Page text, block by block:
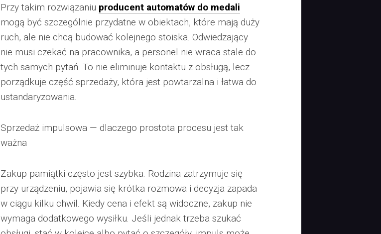
Przy takim rozwiązaniu producent automatów do medali
mogą być szczególnie przydatne w obiektach, które mają duży
ruch, ale nie chcą budować kolejnego stoiska. Odwiedzający
nie musi czekać na pracownika, a personel nie wraca stale do
tych samych pytań. To nie eliminuje kontaktu z obsługą, lecz
porządkuje część sprzedaży, która jest powtarzalna i łatwa do
ustandaryzowania.
Sprzedaż impulsowa — dlaczego prostota procesu jest tak
ważna
Zakup pamiątki często jest szybka. Rodzina zatrzymuje się
przy urządzeniu, pojawia się krótka rozmowa i decyzja zapada
w ciągu kilku chwil. Kiedy cena i efekt są widoczne, zakup nie
wymaga dodatkowego wysiłku. Jeśli jednak trzeba szukać